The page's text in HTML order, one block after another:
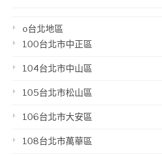
o台北地區
100台北市中正區
104台北市中山區
105台北市松山區
106台北市大安區
108台北市萬華區